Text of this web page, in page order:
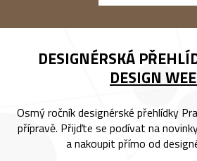
DESIGNÉRSKÁ
DESIGN
Osmý ročník designérské přehlídky
přípravě. Přijďte se podívat na
a nakoupit přímo od